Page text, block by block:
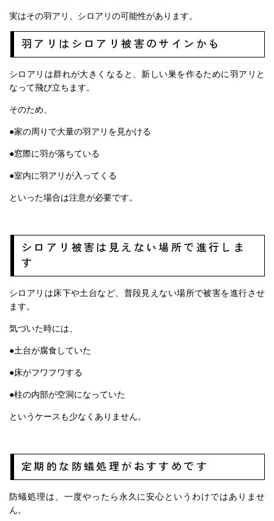
実はその羽アリ、シロアリの可能性があります。
羽アリはシロアリ被害のサインかも
シロアリは群れが大きくなると、新しい巣を作るために羽アリと
なって飛び立ちます。
そのため、
●家の周りで大量の羽アリを見かける
●窓際に羽が落ちている
●室内に羽アリが入ってくる
といった場合は注意が必要です。
シロアリ被害は見えない場所で進行しま
す
シロアリは床下や土台など、普段見えない場所で被害を進行させ
ます。
気づいた時には、
●土台が腐食していた
●床がフワフワする
●柱の内部が空洞になっていた
というケースも少なくありません。
定期的な防蟻処理がおすすめです
防蟻処理は、一度やったら永久に安心というわけではありませ
ん。